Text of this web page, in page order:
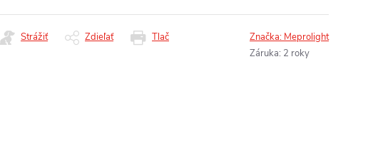
Tlač
Strážiť Zdieľať Značka: Meprolight
Záruka: 2 roky